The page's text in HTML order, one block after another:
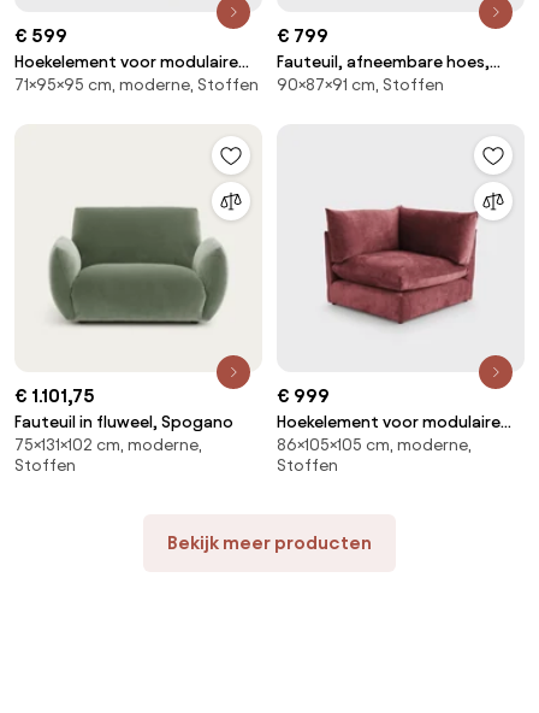
€ 599
Hoekelement voor modulaire
bank, in ribfluweel, Seven
71×95×95 cm, moderne, Stoffen
€ 799
Fauteuil, afneembare hoes,
polyester, Odna
90×87×91 cm, Stoffen
€ 1.101,75
Fauteuil in fluweel, Spogano
75×131×102 cm, moderne,
Stoffen
€ 999
Hoekelement voor modulaire
bank, in structuurfluweel, Malo
86×105×105 cm, moderne,
Stoffen
Bekijk meer producten